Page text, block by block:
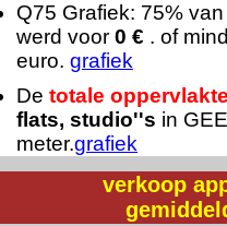
Q75 Grafiek: 75%
werd voor 0 € . of
euro. grafiek
De totale
flats, studio''s in
meter.grafiek
verkoop